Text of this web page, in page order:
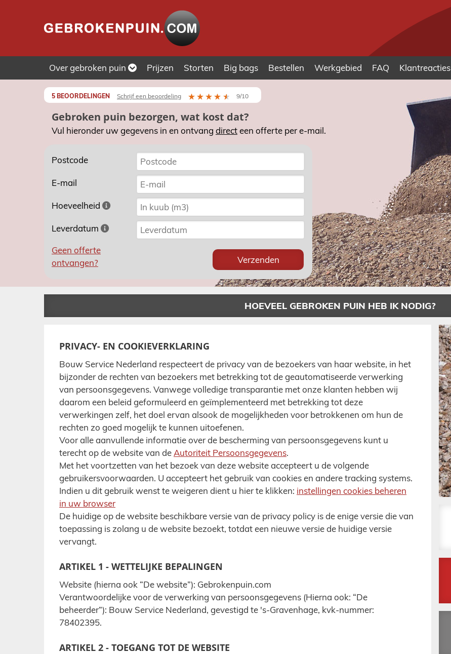
Overgebroken puin Prijzen Storten Big bags Bestellen Werkgebied FAQ Klantreacties
5 BEOORDELINGEN Schrijf een beoordeling 9/10
Gebroken puin bezorgen, wat kost dat?
Vul hieronder uw gegevens in en ontvang directeen offerte per e-mail.
Postcode
E-mail
Hoeveelheid
Leverdatum
Geen offerte
ontvangen?
HOEVEEL GEBROKEN PUIN HEB IK NODIG?
PRIVACY- EN COOKIEVERKLARING
Bouw Service Nederland respecteert de privacy van de bezoekers van haar website, in het
bijzonder de rechten van bezoekers met betrekking tot de geautomatiseerde verwerking
van persoonsgegevens. Vanwege volledige transparantie met onze klanten hebben wij
daarom een beleid geformuleerd en geïmplementeerd met betrekking tot deze
verwerkingen zelf, het doel ervan alsook de mogelijkheden voor betrokkenen om hun de
rechten zo goed mogelijk te kunnen uitoefenen.
Voor alle aanvullende informatie over de bescherming van persoonsgegevens kunt u
terecht op de website van de Autoriteit Persoonsgegevens.
Met het voortzetten van het bezoek van deze website accepteert u de volgende
gebruikersvoorwaarden. U accepteert het gebruik van cookies en andere tracking systems.
Indien u dit gebruik wenst te weigeren dient u hier te klikken: instellingen cookies beheren
in uw browser
De huidige op de website beschikbare versie van de privacy policy is de enige versie die van
toepassing is zolang u de website bezoekt, totdat een nieuwe versie de huidige versie
vervangt.
ARTIKEL 1 - WETTELIJKE BEPALINGEN
Website (hierna ook “De website”): Gebrokenpuin.com
Verantwoordelijke voor de verwerking van persoonsgegevens (Hierna ook: “De
beheerder”): Bouw Service Nederland, gevestigd te 's-Gravenhage, kvk-nummer:
78402395.
ARTIKEL 2 - TOEGANG TOT DE WEBSITE